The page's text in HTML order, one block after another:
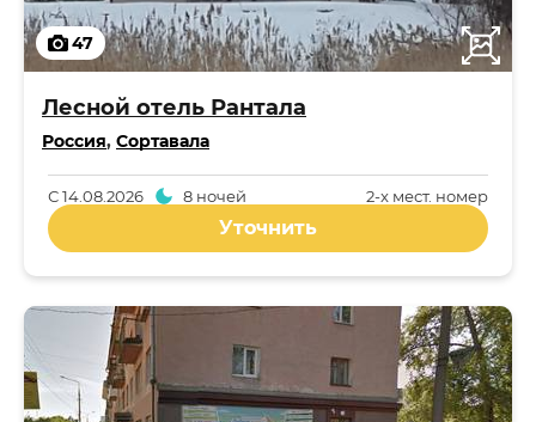
47
Лесной отель Рантала
Россия, Сортавала
2-x мест. номер
С14.08.2026 8 ночей
Уточнить